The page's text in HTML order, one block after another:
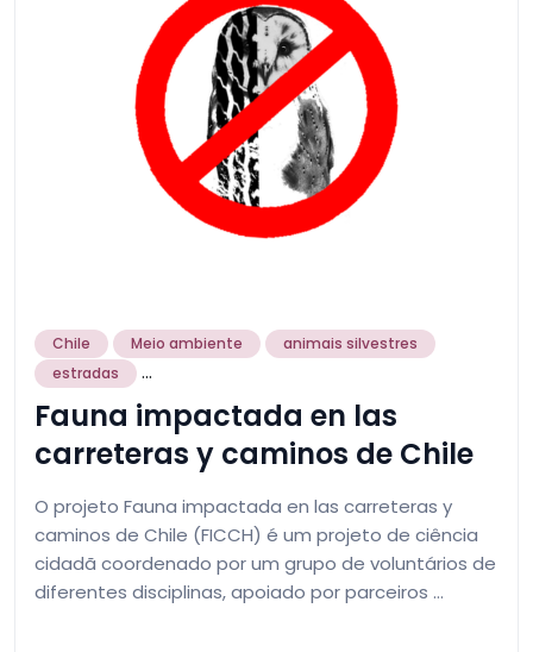
Chile Meio ambiente
animais silvestres
estradas
...
Fauna impactada en las
carreteras y caminos de Chile
O projeto Fauna impactada en las carreteras y
caminos de Chile (FICCH) é um projeto de ciência
cidadã coordenado por um grupo de voluntários de
diferentes disciplinas, apoiado por parceiros …